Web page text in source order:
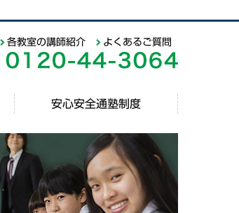
各教室の講師紹介 よくあるご質問
安心安全通塾制度